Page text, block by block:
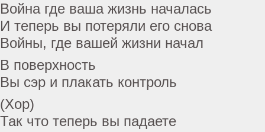
Война где ваша жизнь началась
И теперь вы потеряли его снова
Войны, где вашей жизни начал
В поверхность
Вы сэр и плакать контроль
(Хор)
Так что теперь вы падаете